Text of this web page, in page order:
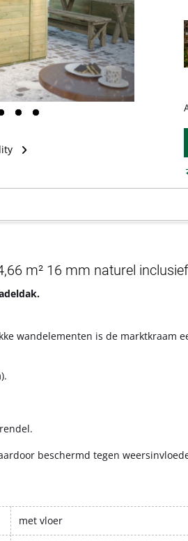
m² 16 mm naturel
wandelementen is de marktkraam
beschermd tegen
met vloer